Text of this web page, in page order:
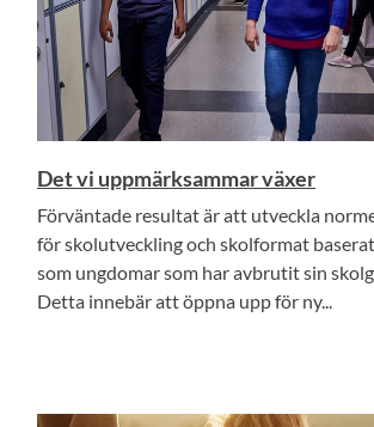
Det vi uppmärksammar växer
Förväntade resultat är att utveckla
för skolutveckling och skolformat
som ungdomar som har avbrutit sin
Detta innebär att öppna upp för ny...